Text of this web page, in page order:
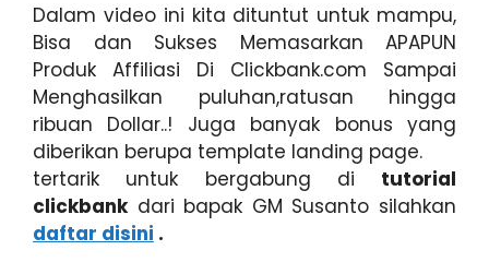
Dalam video ini kita dituntut untuk mampu,
Bisa dan Sukses Memasarkan APAPUN
Produk Affiliasi Di Clickbank.com Sampai
Menghasilkan puluhan,ratusan hingga
ribuan Dollar..! Juga banyak bonus yang
diberikan berupa template landing page.
tertarik untuk bergabung di tutorial
clickbankdari bapak GM Susanto silahkan
daftar disini .